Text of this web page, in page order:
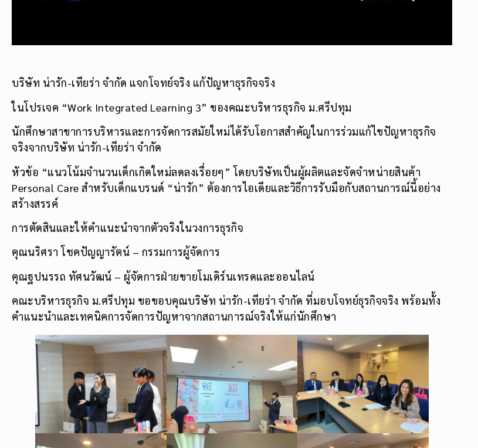
บริษัท น่ารัก-เทียร่า จำกัด แจกโจทย์จริง แก้ปัญหาธุรกิจจริง
ในโปรเจค “Work Integrated Learning 3” ของคณะบริหารธุรกิจ ม.ศรีปทุม
นักศึกษาสาขาการบริหารและการจัดการสมัยใหม่ได้รับโอกาสสำคัญในการร่วมแก้ไขปัญหาธุรกิจ
จริงจากบริษัท น่ารัก-เทียร่า จำกัด
หัวข้อ “แนวโน้มจํานวนเด็กเกิดใหม่ลดลงเรื่อยๆ” โดยบริษัทเป็นผู้ผลิตและจัดจําหน่ายสินค้า
Personal Care สําหรับเด็กแบรนด์ “น่ารัก” ต้องการไอเดียและวิธีการรับมือกับสถานการณ์นี้อย่าง
สร้างสรรค์
การตัดสินและให้คำแนะนำจากตัวจริงในวงการธุรกิจ
คุณนริศรา โชคปัญญารัตน์ – กรรมการผู้จัดการ
คุณฐปนรรถ ทัศนวัฒน์ – ผู้จัดการฝ่ายขายโมเดิร์นเทรดและออนไลน์
คณะบริหารธุรกิจ ม.ศรีปทุม ขอขอบคุณบริษัท น่ารัก-เทียร่า จำกัด ที่มอบโจทย์ธุรกิจจริง พร้อมทั้ง
คำแนะนำและเทคนิคการจัดการปัญหาจากสถานการณ์จริงให้แก่นักศึกษา